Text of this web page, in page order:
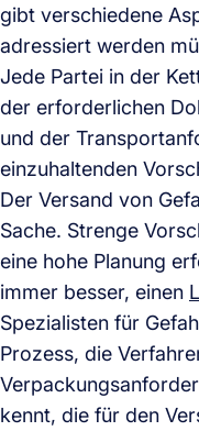
gibt verschiedene
adressiert werden
Jede Partei in der
der erforderlichen
und der
einzuhaltenden
Der Versand von
Sache. Strenge
eine hohe Planung
immer besser, einen
Spezialisten für
Prozess, die
kennt, die für den